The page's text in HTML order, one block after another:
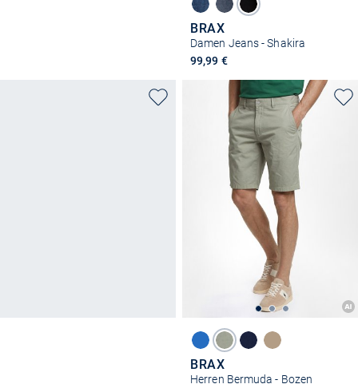
BRAX
Damen Jeans - Shakira
99,99 €
BRAX
Herren Bermuda - Bozen